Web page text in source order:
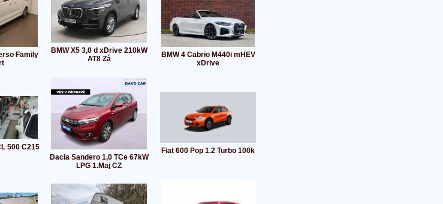
Family
BMW X5 3,0 d xDrive 210kW
AT8 Zá
BMW 4 Cabrio M440i mHEV
xDrive
500 C215
Dacia Sandero 1,0 TCe 67kW
LPG 1.Maj CZ
Fiat 600 Pop 1.2 Turbo 100k